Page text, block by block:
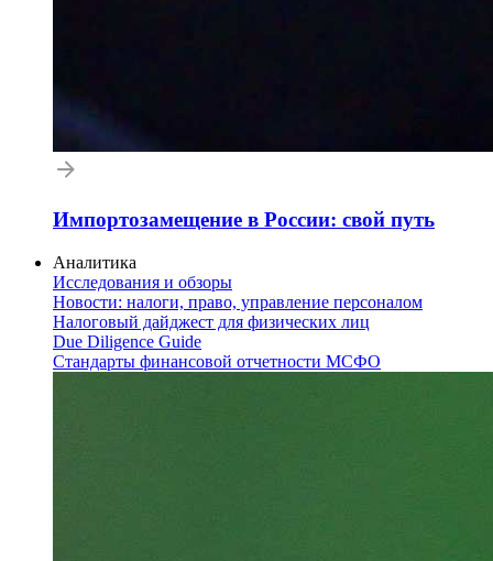
Импортозамещение в России: свой путь
Аналитика
Исследования и обзоры
Новости: налоги, право, управление персоналом
Налоговый дайджест для физических лиц
Due Diligence Guide
Стандарты финансовой отчетности МСФО